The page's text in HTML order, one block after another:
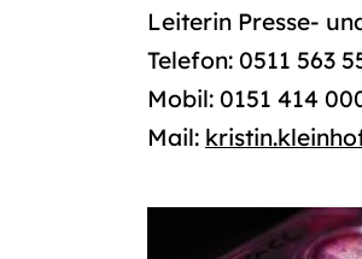
Leiterin Presse-
Telefon: 0511 563
Mobil: 0151 414
Mail: